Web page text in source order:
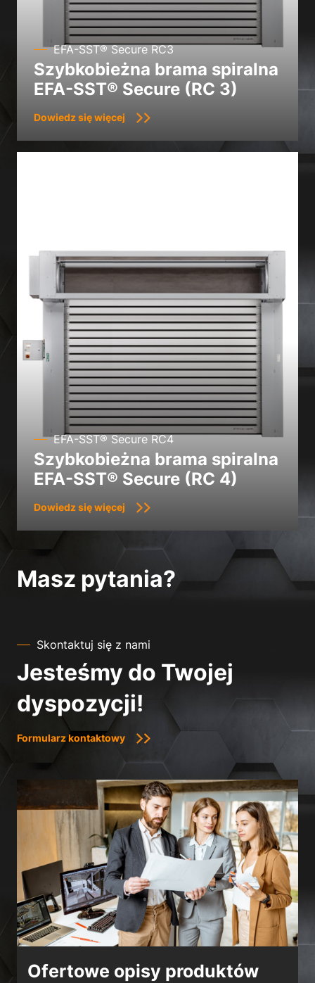
EFA-SST® Secure RC3
Szybkobieżna brama spiralna
EFA-SST® Secure (RC 3)
Dowiedz się więcej
EFA-SST® Secure RC4
Szybkobieżna brama spiralna
EFA-SST® Secure (RC 4)
Dowiedz się więcej
Masz pytania?
Skontaktuj się z nami
Jesteśmy do Twojej
dyspozycji!
Formularz kontaktowy
Ofertowe opisy produktów